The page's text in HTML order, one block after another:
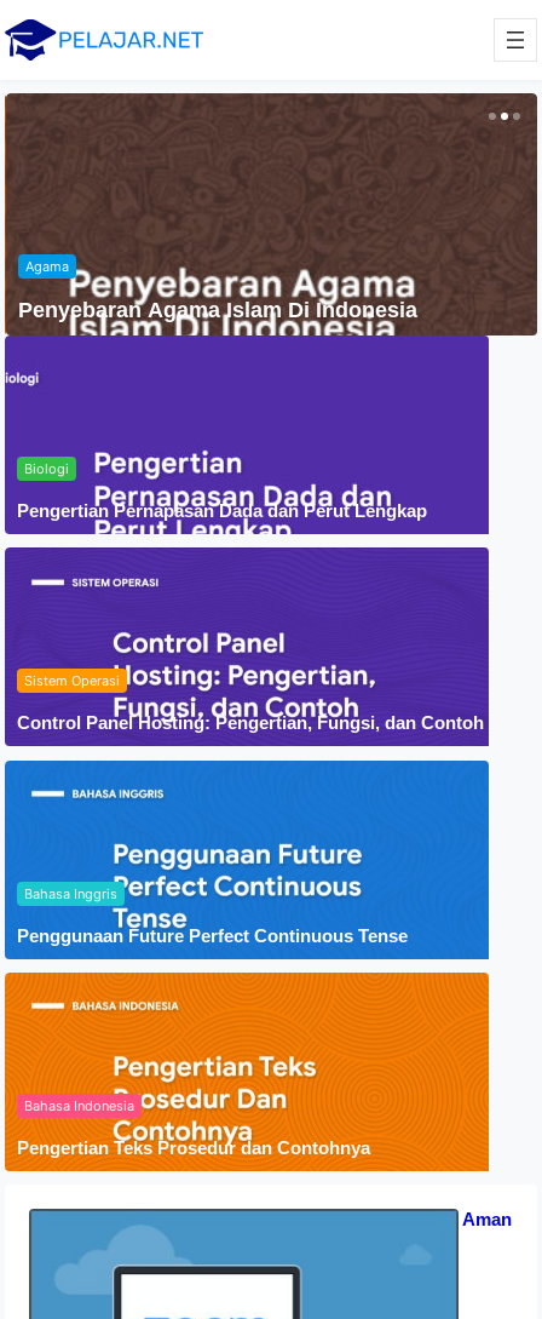
Agama
Penyebaran Agama Islam Di Indonesia
Biologi
Pengertian Pernapasan Dada dan Perut Lengkap
Sistem Operasi
Control Panel Hosting: Pengertian, Fungsi, dan Contoh
Bahasa Inggris
Penggunaan Future Perfect Continuous Tense
Bahasa Indonesia
Pengertian Teks Prosedur dan Contohnya
Apakah Zoom Berbahaya? Tips Aman
15 September 2020